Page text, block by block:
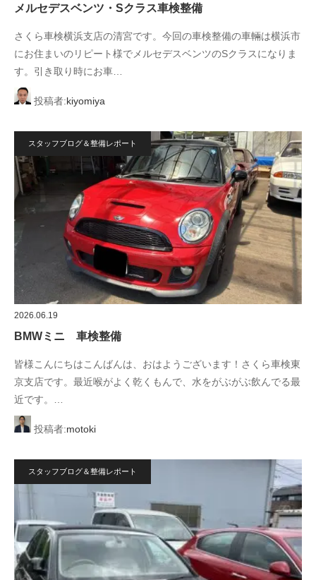
メルセデスベンツ・Sクラス車検整備
さくら車検横浜支店の清宮です。今回の車検整備の車輛は横浜市
にお住まいのリピート様でメルセデスベンツのSクラスになりま
す。引き取り時にお車…
投稿者:kiyomiya
スタッフブログ＆整備レポート
2026.06.19
BMWミニ 車検整備
皆様こんにちはこんばんは、おはようございます！さくら車検東
京支店です。最近喉がよく乾くもんで、水をがぶがぶ飲んでる最
近です。…
投稿者:motoki
スタッフブログ＆整備レポート